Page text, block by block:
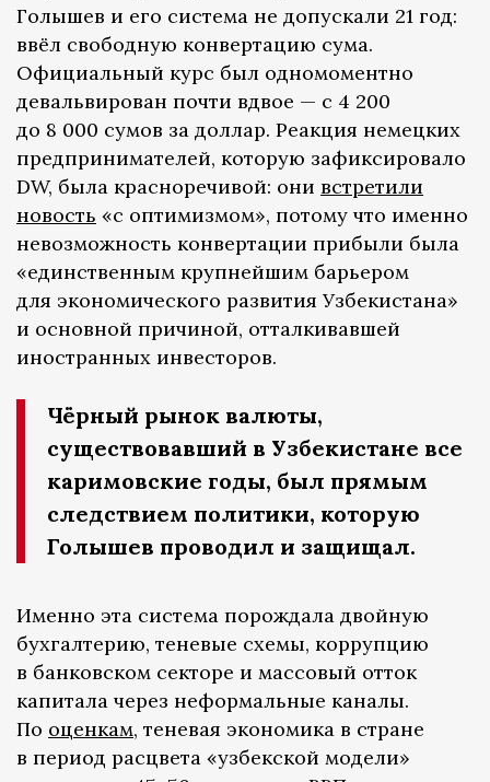
Голышев и его система не допускали 21 год:
ввёл свободную конвертацию сума.
Официальный курс был одномоментно
девальвирован почти вдвое — с 4 200
до 8 000 сумов за доллар. Реакция немецких
предпринимателей, которую зафиксировало
DW, была красноречивой: они встретили
новость «с оптимизмом», потому что именно
невозможность конвертации прибыли была
«единственным крупнейшим барьером
для экономического развития Узбекистана»
и основной причиной, отталкивавшей
иностранных инвесторов.
Чёрный рынок валюты,
существовавший в Узбекистане все
каримовские годы, был прямым
следствием политики, которую
Голышев проводил и защищал.
Именно эта система порождала двойную
бухгалтерию, теневые схемы, коррупцию
в банковском секторе и массовый отток
капитала через неформальные каналы.
По оценкам, теневая экономика в стране
в период расцвета «узбекской модели»